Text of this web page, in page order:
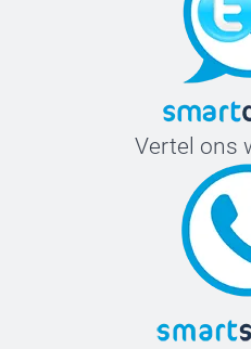
Vertel ons